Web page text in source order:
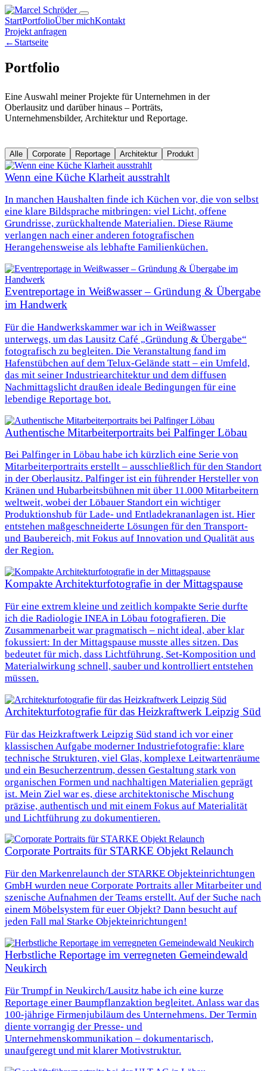
StartPortfolioÜber michKontakt
Projekt anfragen
← Startseite
Portfolio
Eine Auswahl meiner Projekte für Unternehmen in der
Oberlausitz und darüber hinaus – Porträts,
Unternehmensbilder, Architektur und Reportage.
Alle Corporate Reportage Architektur Produkt
Wenn eine Küche Klarheit ausstrahlt
In manchen Haushalten finde ich Küchen vor, die von selbst
eine klare Bildsprache mitbringen: viel Licht, offene
Grundrisse, zurückhaltende Materialien. Diese Räume
verlangen nach einer anderen fotografischen
Herangehensweise als lebhafte Familienküchen.
Eventreportage in Weißwasser – Gründung & Übergabe
im Handwerk
Für die Handwerkskammer war ich in Weißwasser
unterwegs, um das Lausitz Café „Gründung & Übergabe“
fotografisch zu begleiten. Die Veranstaltung fand im
Hafenstübchen auf dem Telux-Gelände statt – ein Umfeld,
das mit seiner Industriearchitektur und dem diffusen
Nachmittagslicht draußen ideale Bedingungen für eine
lebendige Reportage bot.
Authentische Mitarbeiterportraits bei Palfinger Löbau
Bei Palfinger in Löbau habe ich kürzlich eine Serie von
Mitarbeiterportraits erstellt – ausschließlich für den Standort
in der Oberlausitz. Palfinger ist ein führender Hersteller von
Kränen und Hubarbeitsbühnen mit über 11.000 Mitarbeitern
weltweit, wobei der Löbauer Standort ein wichtiger
Produktionshub für Lade- und Entladekrananlagen ist. Hier
entstehen maßgeschneiderte Lösungen für den Transport-
und Baubereich, mit Fokus auf Innovation und Qualität aus
der Region.
Kompakte Architekturfotografie in der Mittagspause
Für eine extrem kleine und zeitlich kompakte Serie durfte
ich die Radiologie INEA in Löbau fotografieren. Die
Zusammenarbeit war pragmatisch – nicht ideal, aber klar
fokussiert: In der Mittagspause musste alles sitzen. Das
bedeutet für mich, dass Lichtführung, Set-Komposition und
Materialwirkung schnell, sauber und kontrolliert entstehen
müssen.
Architekturfotografie für das Heizkraftwerk Leipzig Süd
Für das Heizkraftwerk Leipzig Süd stand ich vor einer
klassischen Aufgabe moderner Industriefotografie: klare
technische Strukturen, viel Glas, komplexe Leitwartenräume
und ein Besucherzentrum, dessen Gestaltung stark von
organischen Formen und nachhaltigen Materialien geprägt
ist. Mein Ziel war es, diese architektonische Mischung
präzise, authentisch und mit einem Fokus auf Materialität
und Lichtführung zu dokumentieren.
Corporate Portraits für STARKE Objekt Relaunch
Für den Markenrelaunch der STARKE Objekteinrichtungen
GmbH wurden neue Corporate Portraits aller Mitarbeiter und
szenische Aufnahmen der Teams erstellt. Auf der Suche nach
einem Möbelsystem für euer Objekt? Dann besucht auf
jeden Fall mal Starke Objekteinrichtungen!
Herbstliche Reportage im verregneten Gemeindewald
Neukirch
Für Trumpf in Neukirch/Lausitz habe ich eine kurze
Reportage einer Baumpflanzaktion begleitet. Anlass war das
100‑jährige Firmenjubiläum des Unternehmens. Der Termin
diente vorrangig der Presse- und
Unternehmenskommunikation – dokumentarisch,
unaufgeregt und mit klarer Motivstruktur.